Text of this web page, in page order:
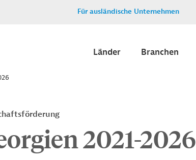
Für ausländische Unternehmen
Länder Branchen
2021-2026